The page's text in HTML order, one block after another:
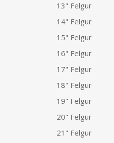
13" Felgur
14" Felgur
15" Felgur
16" Felgur
17" Felgur
18" Felgur
19" Felgur
20" Felgur
21" Felgur